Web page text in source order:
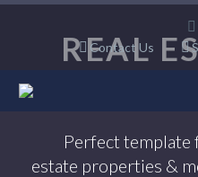
Contact Us
REAL
Perfect template
estate properties &